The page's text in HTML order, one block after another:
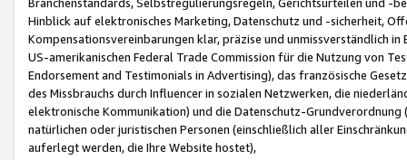
Hinblick auf elektronisches Marketing, Datenschutz und -sicherheit,
Kompensationsvereinbarungen klar, präzise und unmissverständlich
US-amerikanischen Federal Trade Commission für die Nutzung von
Endorsement and Testimonials in Advertising), das französische
des Missbrauchs durch Influencer in sozialen Netzwerken, die
elektronische Kommunikation) und die Datenschutz-
natürlichen oder juristischen Personen (einschließlich aller
auferlegt werden, die Ihre Website hostet),